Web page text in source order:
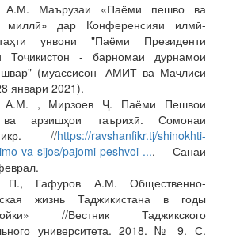
А.М. Маърузаи «Паёми пешво ва
миллӣ» дар Конференсияи илмӣ-
унвони "Паёми Президенти
Тоҷикистон - барномаи дурнамои
(муассисон -АМИТ ва Маҷлиси
январи 2021).
А.М. , Мирзоев Ҷ. Паёми Пешвои
арзишҳои таърихӣ. Сомонаи
//https://ravshanfikr.tj/shinokhti-
va-sijos/pajomi-peshvoi-.... Санаи
П., Гафуров А.М. Общественно-
жизнь Таджикистана в годы
//Вестник Таджикского
университета. 2018. № 9. С.